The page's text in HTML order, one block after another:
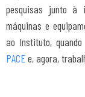
pesquisas junto à
máquinas e
ao Instituto,
PACEe, agora,